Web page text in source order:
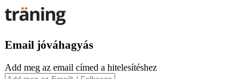
Email jóváhagyás
Add meg az email címed a hitelesítéshez